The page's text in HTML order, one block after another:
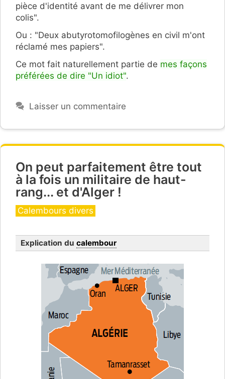
pièce d'identité avant de me délivrer mon
colis".
Ou : "Deux abutyrotomofilogènes en civil m'ont
réclamé mes papiers".
Ce mot fait naturellement partie de mes façons
préférées de dire "Un idiot".
Laisser un commentaire
On peut parfaitement être tout
à la fois un militaire de haut-
rang... et d'Alger !
Catégories
Calembours divers
Explication du calembour